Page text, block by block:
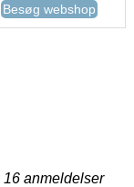
Besøg webshop
16 anmeldelser